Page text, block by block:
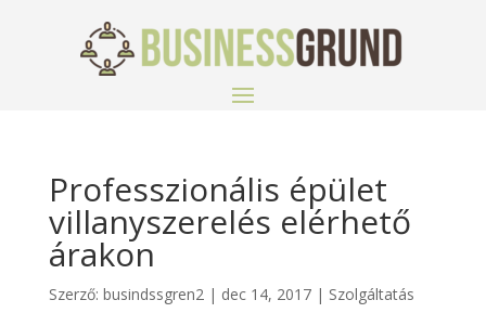
Professzionális épület
villanyszerelés elérhető
árakon
Szerző: busindssgren2| dec 14, 2017| Szolgáltatás